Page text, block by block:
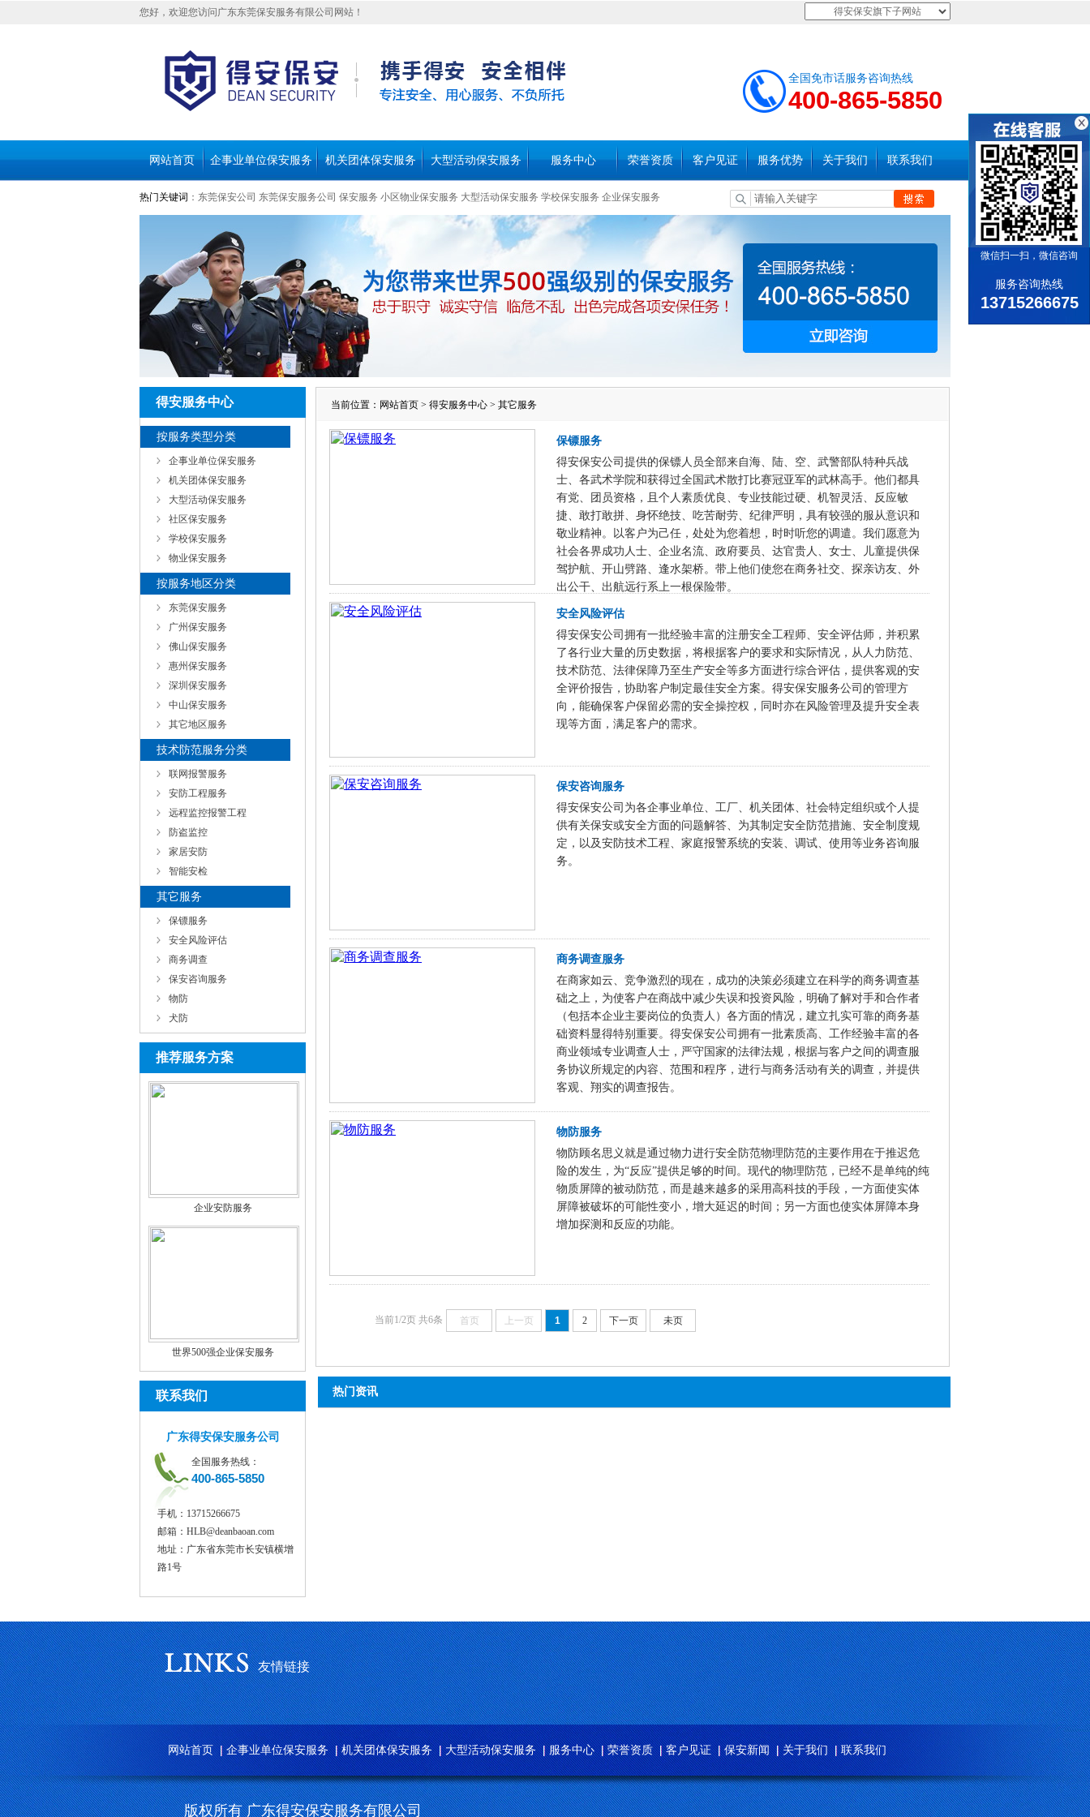
您好，欢迎您访问广东东莞保安服务有限公司网站！ 得安保安旗下子网站
全国免市话服务咨询热线
400-865-5850
网站首页 企事业单位保安服务 机关团体保安服务 大型活动保安服务 服务中心 荣誉资质 客户见证 服务优势 关于我们 联系我们
热门关键词 ： 东莞保安公司 东莞保安服务公司 保安服务 小区物业保安服务 大型活动保安服务 学校保安服务 企业保安服务
得安服务中心
按服务类型分类
企事业单位保安服务
机关团体保安服务
大型活动保安服务
社区保安服务
学校保安服务
物业保安服务
按服务地区分类
东莞保安服务
广州保安服务
佛山保安服务
惠州保安服务
深圳保安服务
中山保安服务
其它地区服务
技术防范服务分类
联网报警服务
安防工程服务
远程监控报警工程
防盗监控
家居安防
智能安检
其它服务
保镖服务
安全风险评估
商务调查
保安咨询服务
物防
犬防
推荐服务方案
企业安防服务
世界500强企业保安服务
联系我们
广东得安保安服务公司
全国服务热线：
400-865-5850
手机：13715266675
邮箱：HLB@deanbaoan.com
地址：广东省东莞市长安镇横增
路1号
当前位置： 网站首页 > 得安服务中心 > 其它服务
保镖服务
得安保安公司提供的保镖人员全部来自海、陆、空、武警部队特种兵战
士、各武术学院和获得过全国武术散打比赛冠亚军的武林高手。他们都具
有党、团员资格，且个人素质优良、专业技能过硬、机智灵活、反应敏
捷、敢打敢拼、身怀绝技、吃苦耐劳、纪律严明，具有较强的服从意识和
敬业精神。以客户为己任，处处为您着想，时时听您的调遣。我们愿意为
社会各界成功人士、企业名流、政府要员、达官贵人、女士、儿童提供保
驾护航、开山劈路、逢水架桥。带上他们使您在商务社交、探亲访友、外
出公干、出航远行系上一根保险带。
安全风险评估
得安保安公司拥有一批经验丰富的注册安全工程师、安全评估师，并积累
了各行业大量的历史数据，将根据客户的要求和实际情况，从人力防范、
技术防范、法律保障乃至生产安全等多方面进行综合评估，提供客观的安
全评价报告，协助客户制定最佳安全方案。得安保安服务公司的管理方
向，能确保客户保留必需的安全操控权，同时亦在风险管理及提升安全表
现等方面，满足客户的需求。
保安咨询服务
得安保安公司为各企事业单位、工厂、机关团体、社会特定组织或个人提
供有关保安或安全方面的问题解答、为其制定安全防范措施、安全制度规
定，以及安防技术工程、家庭报警系统的安装、调试、使用等业务咨询服
务。
商务调查服务
在商家如云、竞争激烈的现在，成功的决策必须建立在科学的商务调查基
础之上，为使客户在商战中减少失误和投资风险，明确了解对手和合作者
（包括本企业主要岗位的负责人）各方面的情况，建立扎实可靠的商务基
础资料显得特别重要。得安保安公司拥有一批素质高、工作经验丰富的各
商业领域专业调查人士，严守国家的法律法规，根据与客户之间的调查服
务协议所规定的内容、范围和程序，进行与商务活动有关的调查，并提供
客观、翔实的调查报告。
物防服务
物防顾名思义就是通过物力进行安全防范物理防范的主要作用在于推迟危
险的发生，为“反应”提供足够的时间。现代的物理防范，已经不是单纯的纯
物质屏障的被动防范，而是越来越多的采用高科技的手段，一方面使实体
屏障被破坏的可能性变小，增大延迟的时间；另一方面也使实体屏障本身
增加探测和反应的功能。
当前1/2页 共6条 首页 上一页 1 2 下一页 未页
热门资讯
友情链接
网站首页 企事业单位保安服务 机关团体保安服务 大型活动保安服务 服务中心 荣誉资质 客户见证 保安新闻 关于我们 联系我们
版权所有 广东得安保安服务有限公司